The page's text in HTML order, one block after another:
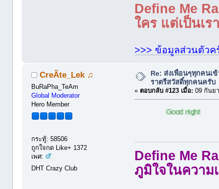
Define Me
ใคร แต่เป็นเ
>>> ข้อมูลส่วนตัวค
CreÃte_Lek ♫
BuRaPha_TeAm
Global Moderator
Hero Member
กระทู้: 58506
ถูกใจกด Like+ 1372
เพศ:
DHT Crazy Club
Re: ส่งเพื่อนๆทุกคนเ
ราตรีสวัสดิ์ทุกคนครับ
« ตอบกลับ #123 เมื่อ: 09 กันย
Define Me
ภูมิใจในความ